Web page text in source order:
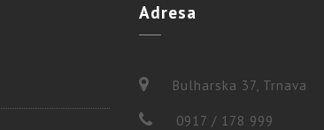
Adresa
Bulharska 37, Trnava
0917 / 178 999